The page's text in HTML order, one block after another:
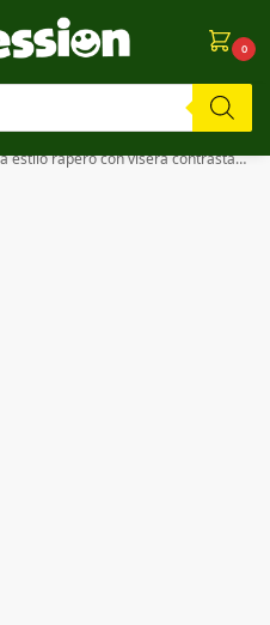
0
algo falla, ¡Perdón!⚠️
con visera contrastada ORIGINAL FLAT PEAK SNAPBACK